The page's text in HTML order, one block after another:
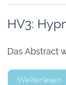
HV3:
Das Abstract
Weiterlesen